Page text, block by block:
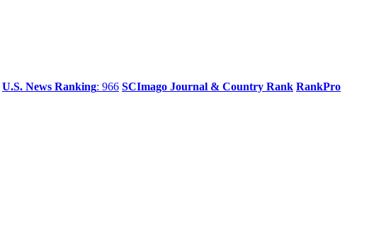
U.S. News Ranking: 966 SCImago Journal & Country Rank RankPro